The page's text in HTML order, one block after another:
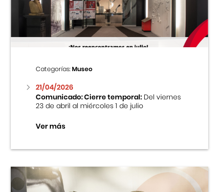
Centro Cultural Peruano Japonés
Museo de la Inmigración Japonesa
Fondo Editorial
Teatro Peruano Japonés
Categorías:Museo
21/04/2026
Comunicado: Cierre temporal:Del viernes
23 de abril al miércoles 1 de julio
Ver más